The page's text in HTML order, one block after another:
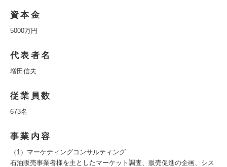
資本金
5000万円
代表者名
増田信夫
従業員数
673名
事業内容
（1）マーケティングコンサルティング
石油販売事業者様を主としたマーケット調査、販売促進の企画、シス